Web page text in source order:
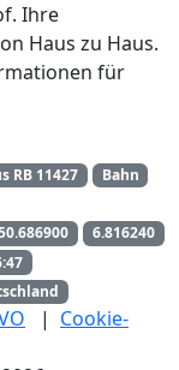
Ihre
Haus zu Haus.
für
RB 11427
Bahn
6.816240
| Cookie-